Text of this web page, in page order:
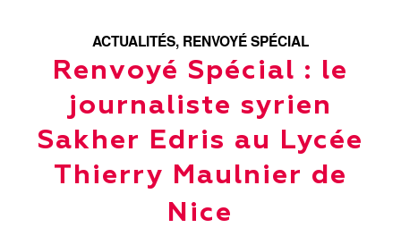
ACTUALITÉS, RENVOYÉ SPÉCIAL
Renvoyé Spécial : le
journaliste syrien
Sakher Edris au Lycée
Thierry Maulnier de
Nice